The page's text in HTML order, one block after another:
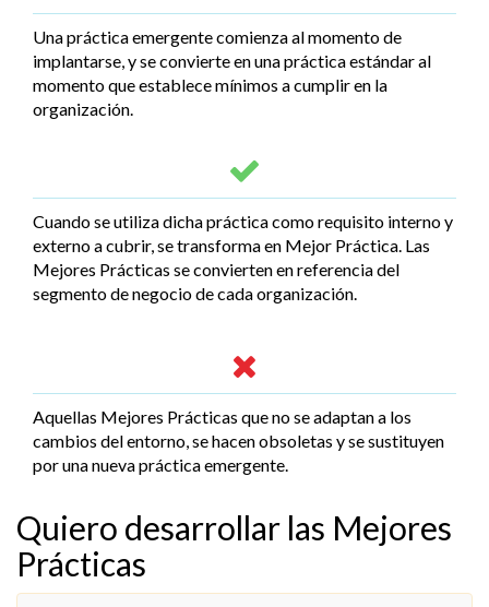
Una práctica emergente comienza al momento de
implantarse, y se convierte en una práctica estándar al
momento que establece mínimos a cumplir en la
organización.
Cuando se utiliza dicha práctica como requisito interno y
externo a cubrir, se transforma en Mejor Práctica. Las
Mejores Prácticas se convierten en referencia del
segmento de negocio de cada organización.
Aquellas Mejores Prácticas que no se adaptan a los
cambios del entorno, se hacen obsoletas y se sustituyen
por una nueva práctica emergente.
Quiero desarrollar las Mejores
Prácticas